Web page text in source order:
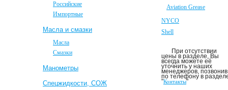
Aviation Grease
NYCO
Shell
При отсутствии
цены в разделе, Вы
всегда можете её
уточнить у наших
менеджеров, позвонив
по телефону в
"Контакты"
Российские
Импортные
Масла и смазки
Масла
Смазки
Mанометры
Спецжидкости, СОЖ